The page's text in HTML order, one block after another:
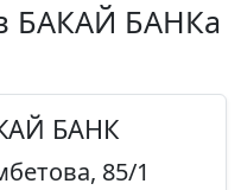
БАКАЙ БАНКа
БАНК
85/1